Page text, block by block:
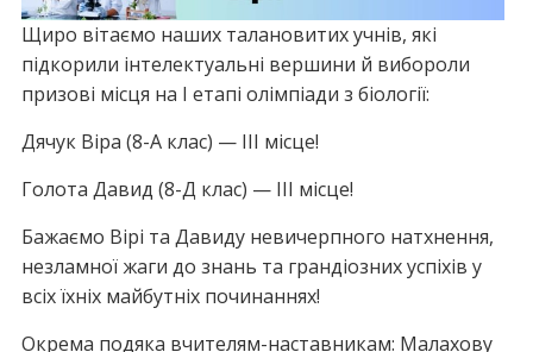
Щиро вітаємо наших талановитих учнів, які
підкорили інтелектуальні вершини й вибороли
призові місця на І етапі олімпіади з біології:
Дячук Віра (8-А клас) — ІІІ місце!
Голота Давид (8-Д клас) — ІІІ місце!
Бажаємо Вірі та Давиду невичерпного натхнення,
незламної жаги до знань та грандіозних успіхів у
всіх їхніх майбутніх починаннях!
Окрема подяка вчителям-наставникам: Малахову